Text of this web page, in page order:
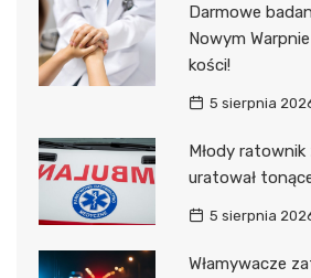
Darmowe
Nowym
kości!
5 sierpnia
Młody
uratował
5 sierpnia
Włamywacze